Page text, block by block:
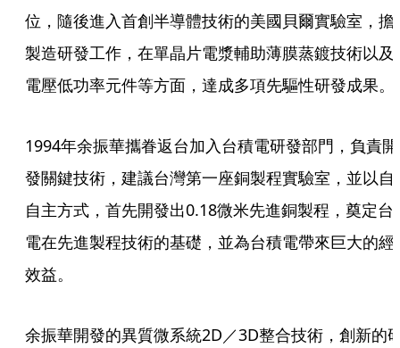
位，隨後進入首創半導體技術的美國貝爾實驗室，擔
製造研發工作，在單晶片電漿輔助薄膜蒸鍍技術以及
電壓低功率元件等方面，達成多項先驅性研發成果。
1994年余振華攜眷返台加入台積電研發部門，負責開
發關鍵技術，建議台灣第一座銅製程實驗室，並以自
自主方式，首先開發出0.18微米先進銅製程，奠定台
電在先進製程技術的基礎，並為台積電帶來巨大的經
效益。
余振華開發的異質微系統2D／3D整合技術，創新的